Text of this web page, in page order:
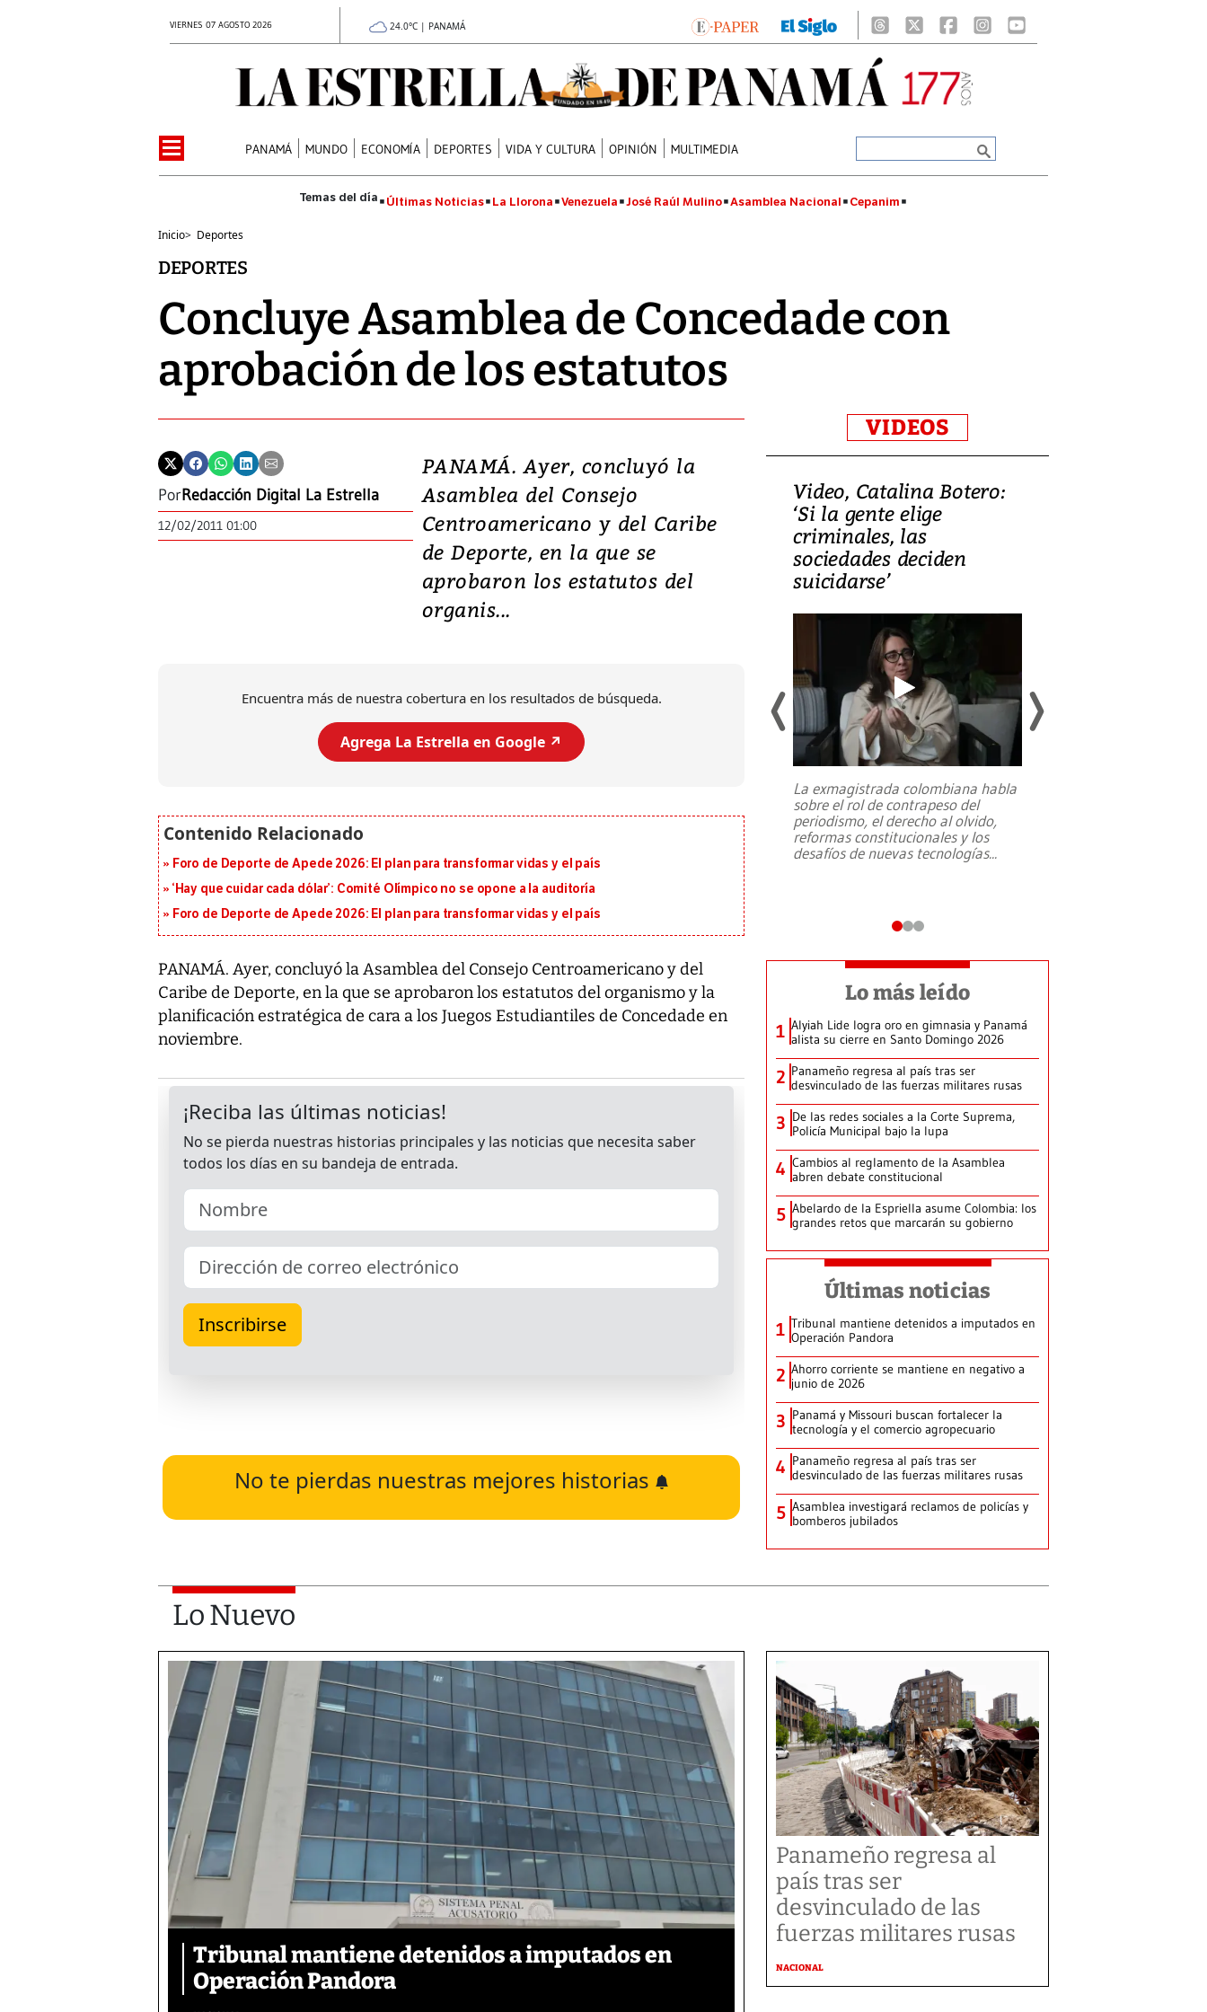
VIERNES 07 AGOSTO 2026 24.0°C | PANAMÁ
PANAMÁ MUNDO ECONOMÍA DEPORTES VIDA Y CULTURA OPINIÓN MULTIMEDIA
Últimas Noticias La Llorona Venezuela José Raúl Mulino Asamblea Nacional Cepanim
Inicio> Deportes
DEPORTES
Concluye Asamblea de Concedade con
aprobación de los estatutos
PorRedacción Digital La Estrella
12/02/2011 01:00
PANAMÁ. Ayer, concluyó la
Asamblea del Consejo
Centroamericano y del Caribe
de Deporte, en la que se
aprobaron los estatutos del
organis...
Encuentra más de nuestra cobertura en los resultados de búsqueda.
Agrega La Estrella en Google ↗️
Foro de Deporte de Apede 2026: El plan para transformar vidas y el país
‘Hay que cuidar cada dólar’: Comité Olímpico no se opone a la auditoría
Foro de Deporte de Apede 2026: El plan para transformar vidas y el país
PANAMÁ. Ayer, concluyó la Asamblea del Consejo Centroamericano y del
Caribe de Deporte, en la que se aprobaron los estatutos del organismo y la
planificación estratégica de cara a los Juegos Estudiantiles de Concedade en
noviembre.
No te pierdas nuestras mejores historias
VIDEOS
Video, Japón: Terremoto
deja heridos y graves
daños en Kumamoto
Un fuerte terremoto de magnitud
7,1 se registró este martes 28 de
Video, Catalina Botero:
‘Si la gente elige
criminales, las
sociedades deciden
suicidarse’
La exmagistrada colombiana habla
sobre el rol de contrapeso del
periodismo, el derecho al olvido,
reformas constitucionales y los
desafíos de nuevas tecnologías...
Lo más leído
1 Alyiah Lide logra oro en gimnasia y Panamá
alista su cierre en Santo Domingo 2026
2 Panameño regresa al país tras ser
desvinculado de las fuerzas militares rusas
3 De las redes sociales a la Corte Suprema,
Policía Municipal bajo la lupa
4 Cambios al reglamento de la Asamblea
abren debate constitucional
5 Abelardo de la Espriella asume Colombia: los
grandes retos que marcarán su gobierno
Últimas noticias
1 Tribunal mantiene detenidos a imputados en
Operación Pandora
2 Ahorro corriente se mantiene en negativo a
junio de 2026
3 Panamá y Missouri buscan fortalecer la
tecnología y el comercio agropecuario
4 Panameño regresa al país tras ser
desvinculado de las fuerzas militares rusas
5 Asamblea investigará reclamos de policías y
bomberos jubilados
Lo Nuevo
Tribunal mantiene detenidos a imputados en
Operación Pandora
Panameño regresa al
país tras ser
desvinculado de las
fuerzas militares rusas
NACIONAL